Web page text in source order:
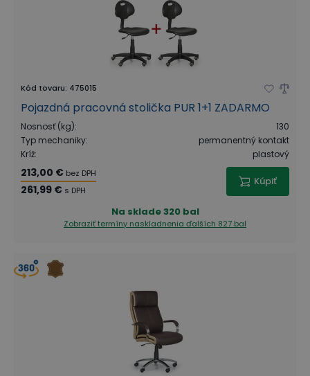
Kód tovaru: 475015
Pojazdná pracovná stolička PUR 1+1 ZADARMO
Nosnosť (kg):
130
Typ mechaniky:
permanentný kontakt
Kríž: plastový
213,00 € bez DPH
261,99 € s DPH
Kúpiť
Na sklade320 bal
Zobraziť termíny naskladnenia ďalších 827 bal